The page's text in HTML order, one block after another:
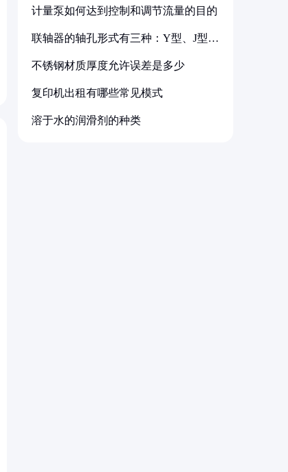
计量泵如何达到控制和调节流量的目的
联轴器的轴孔形式有三种：Y型、J型、
不锈钢材质厚度允许误差是多少
复印机出租有哪些常见模式
溶于水的润滑剂的种类